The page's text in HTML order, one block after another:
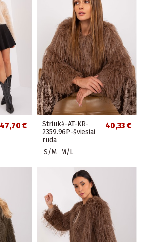
47,70 €
Striukė-AT-KR-
2359.96P-šviesiai
ruda
40,33 €
S/M M/L